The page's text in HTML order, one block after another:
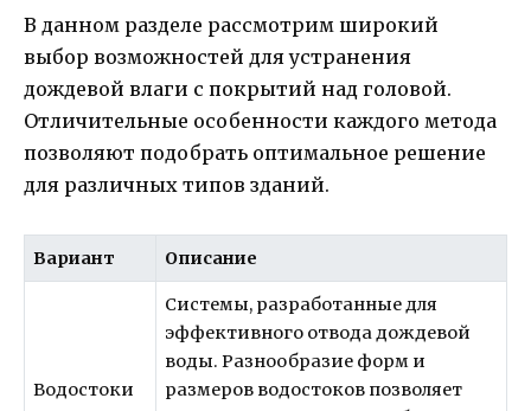
В данном разделе рассмотрим широкий
выбор возможностей для устранения
дождевой влаги с покрытий над головой.
Отличительные особенности каждого метода
позволяют подобрать оптимальное решение
для различных типов зданий.
Вариант Описание
Водостоки
Системы, разработанные для
эффективного отвода дождевой
воды. Разнообразие форм и
размеров водостоков позволяет